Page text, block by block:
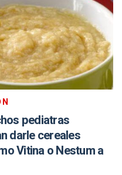
pediatras
darle cereales
Vitina o Nestum a